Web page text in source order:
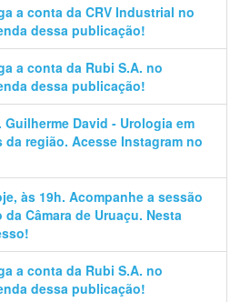
a conta da CRV Industrial no
dessa publicação!
a conta da Rubi S.A. no
dessa publicação!
Guilherme David - Urologia em
região. Acesse Instagram no
às 19h. Acompanhe a sessão
Câmara de Uruaçu. Nesta
a conta da Rubi S.A. no
dessa publicação!